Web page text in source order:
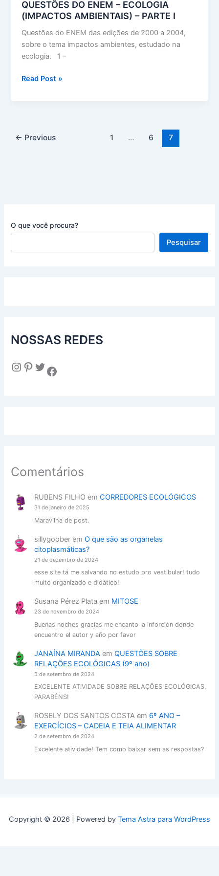
QUESTÕES DO ENEM – ECOLOGIA
(IMPACTOS AMBIENTAIS) – PARTE I
Questões do ENEM das edições de 2000 a 2004,
sobre o tema impactos ambientes, estudado na
ecologia. 1 –
QUESTÕES
(IMPACTOS
Read Post »
← Previous 1 … 6 7
O que você procura?
Pesquisar
NOSSAS REDES
Instagram Pinterest Twitter Facebook
Comentários
RUBENS FILHO em CORREDORES ECOLÓGICOS
31 de janeiro de 2025
Maravilha de post.
sillygooberem O que são as organelas
citoplasmáticas?
21 de dezembro de 2024
esse site tá me salvando no estudo pro vestibular! tudo
muito organizado e didático!
Susana Pérez Plata em MITOSE
23 de novembro de 2024
Buenas noches gracias me encanto la inforción donde
encuentro el autor y año por favor
JANAÍNA MIRANDAem QUESTÕES SOBRE
RELAÇÕES ECOLÓGICAS (9º ano)
5 de setembro de 2024
EXCELENTE ATIVIDADE SOBRE RELAÇÕES ECOLÓGICAS,
PARABÉNS!
ROSELY DOS SANTOS COSTAem 6º ANO –
EXERCÍCIOS – CADEIA E TEIA ALIMENTAR
2 de setembro de 2024
Excelente atividade! Tem como baixar sem as respostas?
Copyright © 2026 | Powered by Tema Astra para WordPress